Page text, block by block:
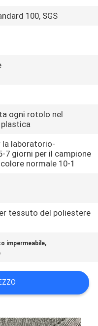
100, SGS
ogni rotolo nel
la laboratorio-
7 giorni per il campione
normale 10-1
tessuto del poliestere
impermeabile,